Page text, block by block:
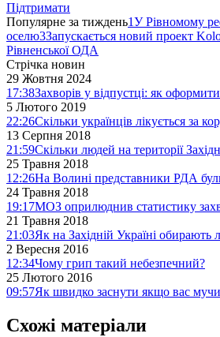
Підтримати
Популярне за тиждень1У Рівномому
оселю3Запускається новий проект
Рівненської ОДА
Стрічка новин
29 Жовтня 2024
17:38Захворів у відпустці: як
5 Лютого 2019
22:26Скільки українців лікується за
13 Серпня 2018
21:59Скільки людей на території
25 Травня 2018
12:26На Волині представники РДА
24 Травня 2018
19:17МОЗ оприлюднив статистику
21 Травня 2018
21:03Як на Західній Україні обирають
2 Вересня 2016
12:34Чому грип такий небезпечний?
25 Лютого 2016
09:57Як швидко заснути якщо вас
Схожі матеріали